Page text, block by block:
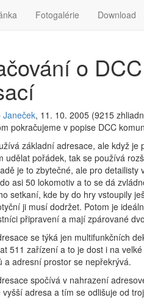
Fotogalérie Download
o
Janeček, 11. 10. 2005 (9215
pokračujeme v popise DCC
základní adresace, ale když
udělat pořádek, tak se používá
je to zbytečné, ale pro
asi 50 lokomotiv a to se dá
setkaní, kde by do hry vstoupily
ji musí dodržet. Potom je
připravení a mají zpárované
se týká jen multifunkčních
511 zařízení a to je dost i na
a adresní prostor se nepřekrývá.
spočívá v nahrazení
vyšší adresa a tím se odlišuje od